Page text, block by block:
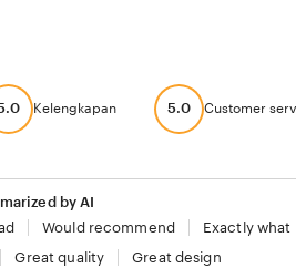
Kelengkapan 5.0 Customer
by AI
Would recommend
Exactly what
Great quality Great design